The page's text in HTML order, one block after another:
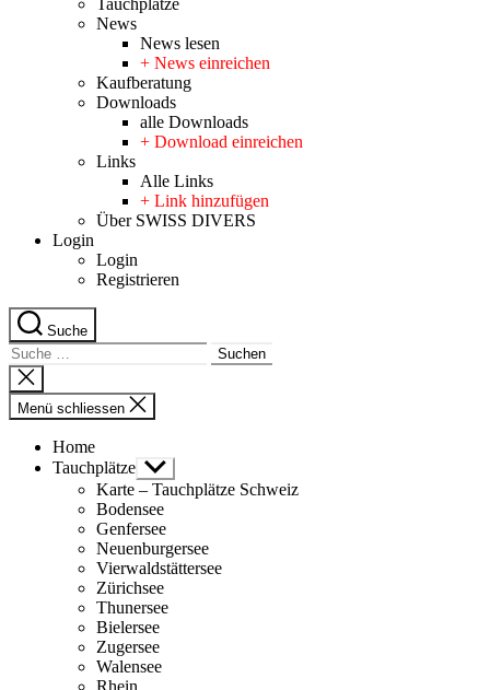
News
News lesen
+ News einreichen
Kaufberatung
Downloads
alle Downloads
+ Download einreichen
Links
Alle Links
+ Link hinzufügen
Über SWISS DIVERS
Login
Login
Registrieren
Suche
Suche
nach:
Suche
schliessen
Menü schliessen
Home
Tauchplätze Untermenü
anzeigen
Karte – Tauchplätze Schweiz
Bodensee
Genfersee
Neuenburgersee
Vierwaldstättersee
Zürichsee
Thunersee
Bielersee
Zugersee
Walensee
Rhein